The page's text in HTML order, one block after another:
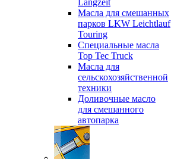
Langzeit
Масла для смешанных
парков LKW Leichtlauf
Touring
Специальные масла
Top Tec Truck
Масла для
сельскохозяйственной
техники
Доливочные масло
для смешанного
автопарка